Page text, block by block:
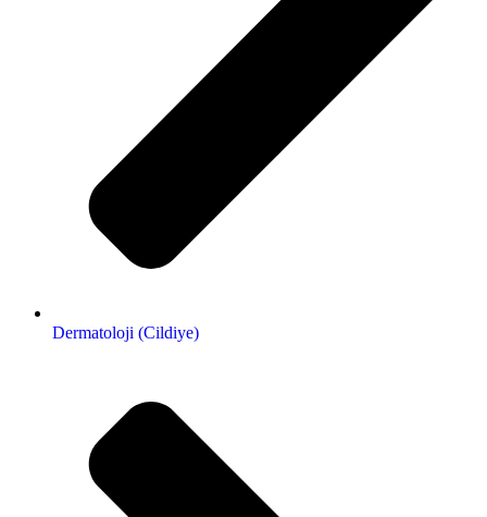
Dermatoloji (Cildiye)